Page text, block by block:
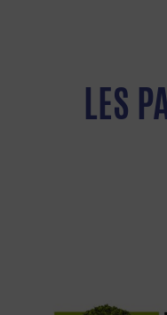
LES